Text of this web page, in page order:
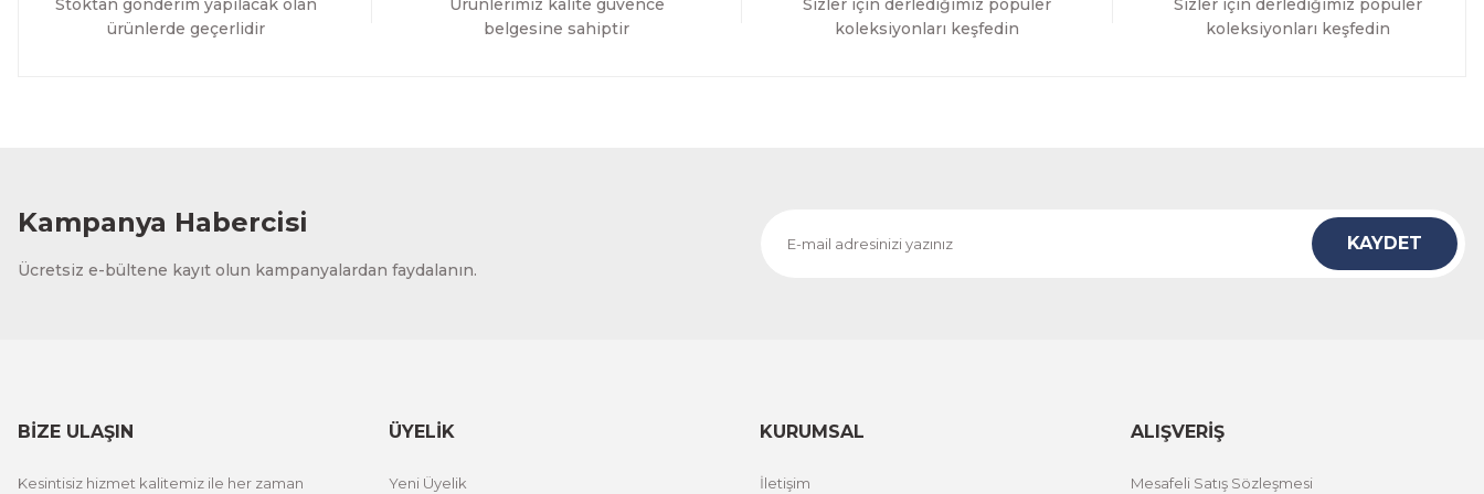
Stoktan gönderim yapılacak olan
ürünlerde geçerlidir
Ürünlerimiz kalite güvence
belgesine sahiptir
Sizler için derlediğimiz popüler
koleksiyonları keşfedin
Sizler için derlediğimiz popüler
koleksiyonları keşfedin
Kampanya Habercisi
Ücretsiz e-bültene kayıt olun kampanyalardan faydalanın.
KAYDET
BİZE ULAŞIN
Kesintisiz hizmet kalitemiz ile her zaman
ÜYELİK
Yeni Üyelik
KURUMSAL
İletişim
ALIŞVERİŞ
Mesafeli Satış Sözleşmesi